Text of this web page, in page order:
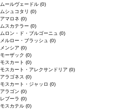
ムールヴェードル (0)
ムシュコタリ (0)
アマロネ (0)
ムスカテラー (0)
ムロン・ド・ブルゴーニュ (0)
メルロー・ブラッシュ (0)
メンシア (0)
モーザック (0)
モスカート (0)
モスカート・アレクサンドリア (0)
アラゴネス (0)
モスカート・ジャッロ (0)
アラゴン (0)
レブーラ (0)
モスカテル (0)